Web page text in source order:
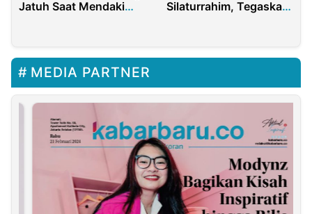
Jatuh Saat Mendaki
Silaturrahim, Tegaskan
MEDIA PARTNER